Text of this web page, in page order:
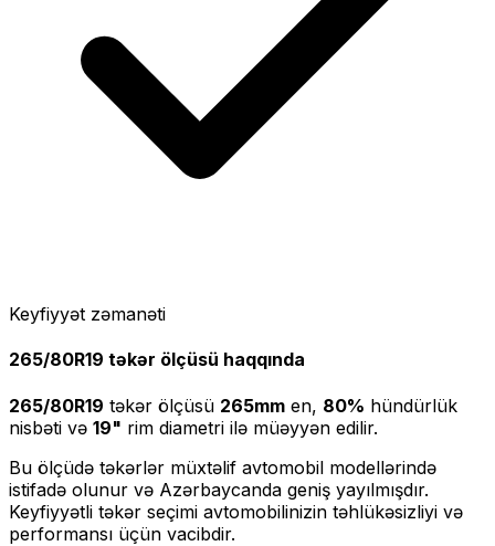
Keyfiyyət zəmanəti
265/80R19 təkər ölçüsü haqqında
265/80R19 təkər ölçüsü 265mm en, 80% hündürlük
nisbəti və 19" rim diametri ilə müəyyən edilir.
Bu ölçüdə təkərlər müxtəlif avtomobil modellərində
istifadə olunur və Azərbaycanda geniş yayılmışdır.
Keyfiyyətli təkər seçimi avtomobilinizin təhlükəsizliyi və
performansı üçün vacibdir.